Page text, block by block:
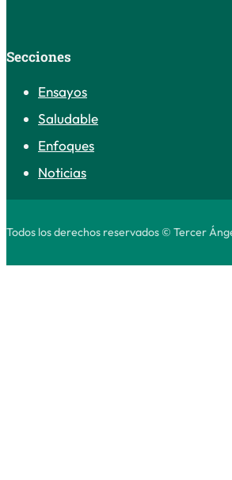
Secciones
Ensayos
Saludable
Enfoques
Noticias
Todos los derechos reservados © Tercer